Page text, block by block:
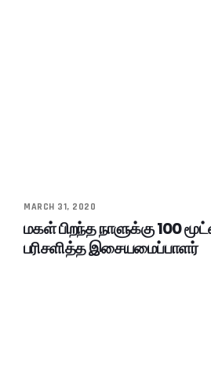
MARCH 31, 2020
மகள் பிறந்த நாளுக்கு 100
பரிசளித்த இசையமைப்பாளர்